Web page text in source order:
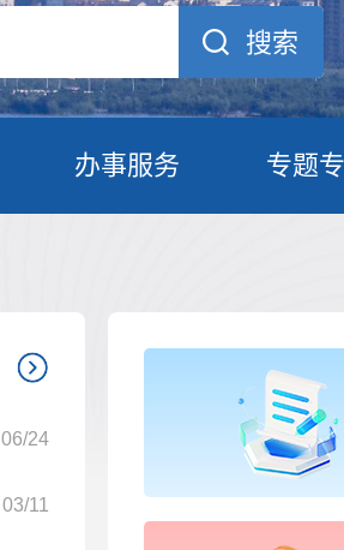
办事服务 专题
06/24
03/11